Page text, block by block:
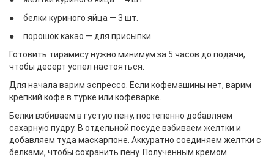
● белки куриного яйца — 3 шт.
● порошок какао — для присыпки.
Готовить тирамису нужно минимум за 5 часов до подачи,
чтобы десерт успел настояться.
Для начала варим эспрессо. Если кофемашины нет, варим
крепкий кофе в турке или кофеварке.
Белки взбиваем в густую пену, постепенно добавляем
сахарную пудру. В отдельной посуде взбиваем желтки и
добавляем туда маскарпоне. Аккуратно соединяем желтки с
белками, чтобы сохранить пену. Полученным кремом